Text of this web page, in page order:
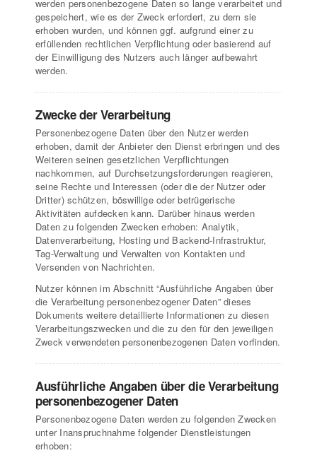
werden personenbezogene Daten so lange verarbeitet und
gespeichert, wie es der Zweck erfordert, zu dem sie
erhoben wurden, und können ggf. aufgrund einer zu
erfüllenden rechtlichen Verpflichtung oder basierend auf
der Einwilligung des Nutzers auch länger aufbewahrt
werden.
Zwecke der Verarbeitung
Personenbezogene Daten über den Nutzer werden
erhoben, damit der Anbieter den Dienst erbringen und des
Weiteren seinen gesetzlichen Verpflichtungen
nachkommen, auf Durchsetzungsforderungen reagieren,
seine Rechte und Interessen (oder die der Nutzer oder
Dritter) schützen, böswillige oder betrügerische
Aktivitäten aufdecken kann. Darüber hinaus werden
Daten zu folgenden Zwecken erhoben: Analytik,
Datenverarbeitung, Hosting und Backend-Infrastruktur,
Tag-Verwaltung und Verwalten von Kontakten und
Versenden von Nachrichten.
Nutzer können im Abschnitt “Ausführliche Angaben über
die Verarbeitung personenbezogener Daten” dieses
Dokuments weitere detaillierte Informationen zu diesen
Verarbeitungszwecken und die zu den für den jeweiligen
Zweck verwendeten personenbezogenen Daten vorfinden.
Ausführliche Angaben über die Verarbeitung
personenbezogener Daten
Personenbezogene Daten werden zu folgenden Zwecken
unter Inanspruchnahme folgender Dienstleistungen
erhoben: